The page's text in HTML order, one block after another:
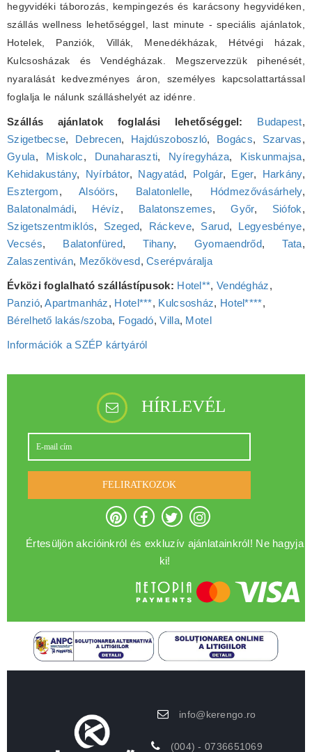
hegyvidéki táborozás, kempingezés és karácsony hegyvidéken,
szállás wellness lehetőséggel, last minute - speciális ajánlatok,
Hotelek, Panziók, Villák, Menedékházak, Hétvégi házak,
Kulcsosházak és Vendégházak. Megszervezzük pihenését,
nyaralását kedvezményes áron, személyes kapcsolattartással
foglalja le nálunk szálláshelyét az idénre.
Szállás ajánlatok foglalási lehetőséggel: Budapest,
Szigetbecse, Debrecen, Hajdúszoboszló, Bogács, Szarvas,
Gyula, Miskolc, Dunaharaszti, Nyíregyháza, Kiskunmajsa,
Kehidakustány, Nyírbátor, Nagyatád, Polgár, Eger, Harkány,
Esztergom,Alsóörs, Balatonlelle, Hódmezővásárhely,
Balatonalmádi, Hévíz, Balatonszemes,Győr, Siófok,
Szigetszentmiklós, Szeged, Ráckeve, Sarud, Legyesbénye,
Vecsés, Balatonfüred,Tihany, Gyomaendrőd,Tata,
Zalaszentiván, Mezőkövesd,Cserépváralja
Évközi foglalható szállástípusok: Hotel**, Vendégház,
Panzió,Apartmanház, Hotel***, Kulcsosház, Hotel****,
Bérelhető lakás/szoba, Fogadó,Villa, Motel
Információk a SZÉP kártyáról
HÍRLEVÉL
FELIRATKOZOK
Értesüljön akcióinkról és exkluzív ajánlatainkról! Ne hagyja
ki!
info@kerengo.ro
(004) - 0736651069